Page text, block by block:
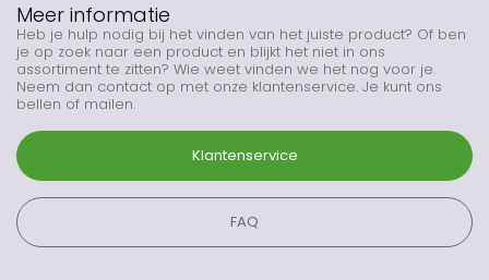
Meer informatie
Heb je hulp nodig bij het vinden van het juiste product? Of ben
je op zoek naar een product en blijkt het niet in ons
assortiment te zitten? Wie weet vinden we het nog voor je.
Neem dan contact op met onze klantenservice. Je kunt ons
bellen of mailen.
Klantenservice
FAQ